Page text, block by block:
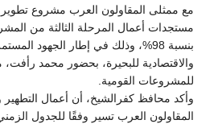
مع ممثلى المقاولون العرب مشروع تطوير
مستجدات أعمال المرحلة الثالثة من
بنسبة 98%، وذلك في إطار الجهود
والاقتصادية للبحيرة، بحضور محمد
للمشروعات القومية.
وأكد محافظ كفرالشيخ، أن أعمال التطهير
المقاولون العرب تسير وفقًا للجدول